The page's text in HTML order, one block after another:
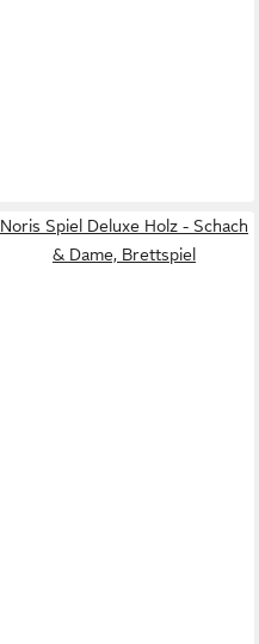
Noris Spiel Deluxe Holz - Schach
& Dame, Brettspiel